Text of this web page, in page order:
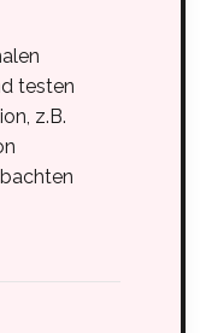
testen
z.B.